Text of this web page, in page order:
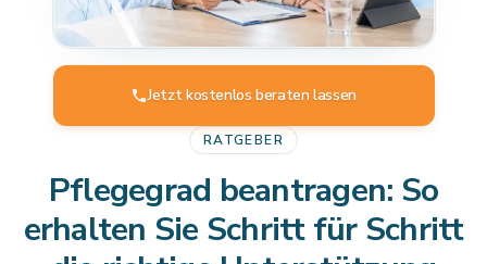
RATGEBER
Pflegegrad beantragen: So
erhalten Sie Schritt für Schritt
Jetzt kostenlos beraten lassen